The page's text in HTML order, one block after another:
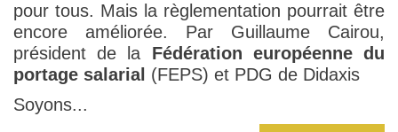
pour tous. Mais la règlementation pourrait être
encore améliorée. Par Guillaume Cairou,
président de la Fédération européenne du
portage salarial (FEPS) et PDG de Didaxis
Soyons...